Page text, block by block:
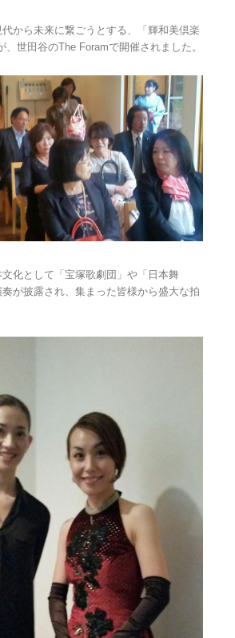
から未来に繋ごうとする、「輝和美倶楽
、世田谷のThe Foramで開催されました。
化として「宝塚歌劇団」や「日本舞
が披露され、集まった皆様から盛大な拍